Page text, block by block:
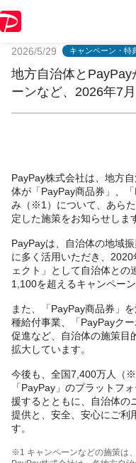
2026/5/29 キャンペーン・特
地方自治体と
ーンなど、2026年7
PayPay株式会社は、地方
体が「PayPay商品券」、
み（※1）について、あら
定した施策をお知らせしま
PayPayは、自治体の地域
に多く活用いただき、
ェクト」として自治体と
1,100を超えるキャンペー
また、「PayPay商品券」
種給付事業、「PayPayク
促進など、自治体の施策目
拡大しています。
今後も、全国7,400万人（
「PayPay」のプラットフ
援するとともに、自治体の
提供と、安全、安心にご利
す。
※1 キャンペーンなどの施策は